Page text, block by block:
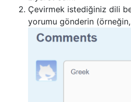
Çevirmek istediğiniz dili
yorumu gönderin (örneğin,